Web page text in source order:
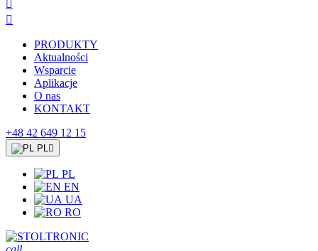


PRODUKTY
Aktualności
Wsparcie
Aplikacje
O nas
KONTAKT
+48 42 649 12 15
PL
PL
EN
UA
RO